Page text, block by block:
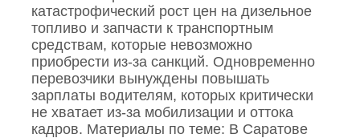
катастрофический рост цен на дизельное
топливо и запчасти к транспортным
средствам, которые невозможно
приобрести из‑за санкций. Одновременно
перевозчики вынуждены повышать
зарплаты водителям, которых критически
не хватает из‑за мобилизации и оттока
кадров. Материалы по теме: В Саратове